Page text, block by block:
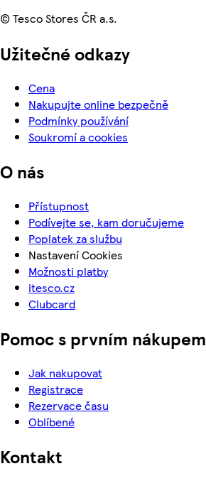
© Tesco Stores ČR a.s.
Užitečné odkazy
Cena
Nakupujte online bezpečně
Podmínky používání
Soukromí a cookies
O nás
Přístupnost
Podívejte se, kam doručujeme
Poplatek za službu
Nastavení Cookies
Možnosti platby
itesco.cz
Clubcard
Pomoc s prvním nákupem
Jak nakupovat
Registrace
Rezervace času
Oblíbené
Kontakt